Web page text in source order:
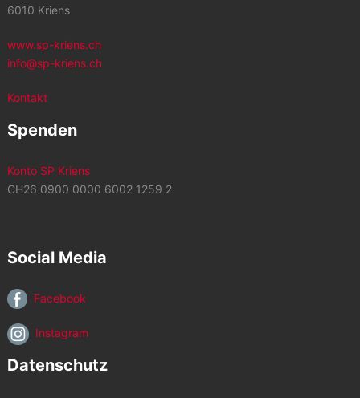
6010 Kriens
www.sp-kriens.ch
info@sp-kriens.ch
Kontakt
Spenden
Konto SP Kriens
CH26 0900 0000 6002 1259 2
Social Media
Facebook
Instagram
Datenschutz